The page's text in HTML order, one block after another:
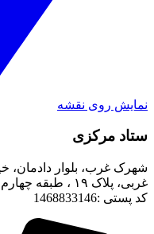
نمایش روی نقشه
ستاد مرکزی
شهرک غرب، بلوار دادمان،
غربی، پلاک ۱۹ ، طبقه چهارم
کد پستی :1468833146